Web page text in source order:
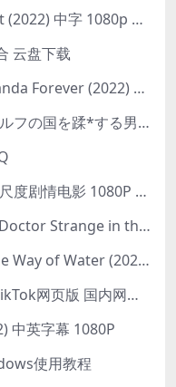
史前星球 Prehistoric Planet (2022) 中字 1080p 高清 阿里云盘 2022.5.27已更新全集
云盘下载
黑豹2 Black Panther: Wakanda Forever (2022) 高清版
OVA巨*エルフ母娘催*#1エルフの国を蹂*する男。汚された女王と姫
B级文件 B컷 (2022) 韩国大尺度剧情电影 1080P 中字
奇异博士2：疯狂多元宇宙 Doctor Strange in the Multiverse of Madness (2022) 高清版1080p
阿凡达：水之道 Avatar: The Way of Water (2022) 1080p 2k 4k 中文字幕
ProxiTok 开源国际版抖音TikTok网页版 国内网络直连
中英字幕 1080P
使用教程